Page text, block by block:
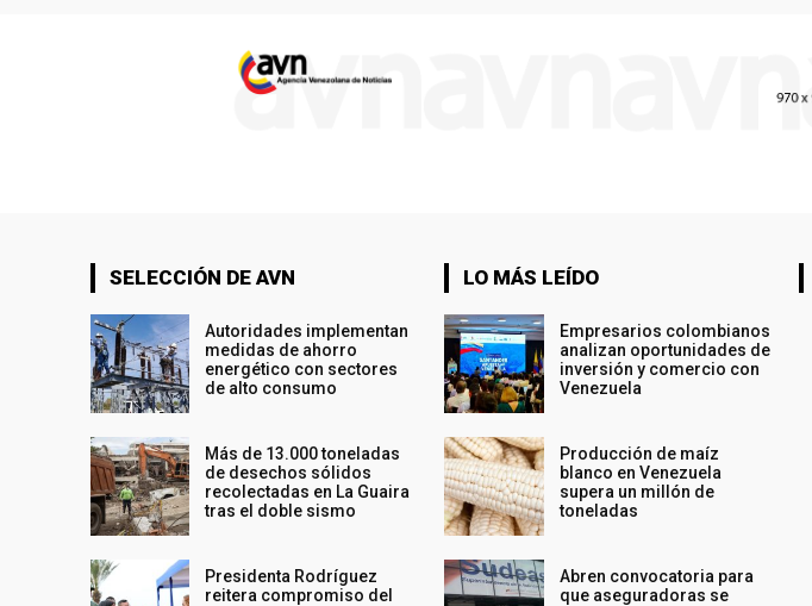
SELECCIÓN DE AVN
Autoridades implementan
medidas de ahorro
energético con sectores
de alto consumo
Más de 13.000 toneladas
de desechos sólidos
recolectadas en La Guaira
tras el doble sismo
Presidenta Rodríguez
reitera compromiso del
LO MÁS LEÍDO
Empresarios colombianos
analizan oportunidades de
inversión y comercio con
Venezuela
Producción de maíz
blanco en Venezuela
supera un millón de
toneladas
Abren convocatoria para
que aseguradoras se